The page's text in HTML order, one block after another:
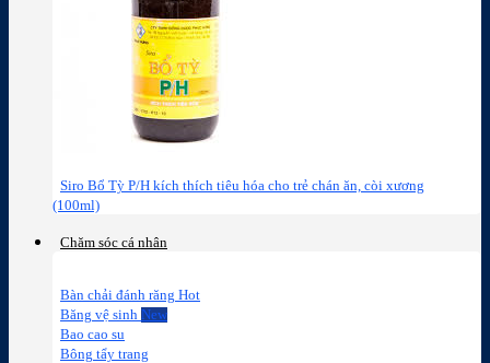
Siro Bổ Tỳ P/H kích thích tiêu hóa cho trẻ chán ăn, còi xương
(100ml)
Chăm sóc cá nhân
Bàn chải đánh răng
Băng vệ sinh
Bao cao su
Bông tẩy trang